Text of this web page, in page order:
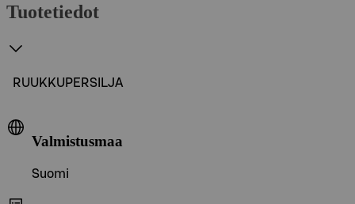
Tuotetiedot
RUUKKUPERSILJA
Valmistusmaa
Suomi